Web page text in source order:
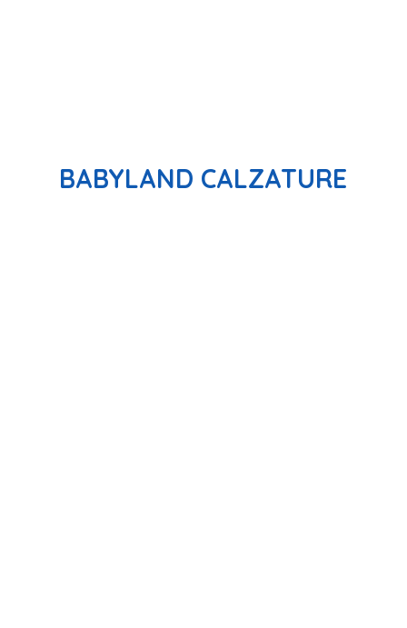
BABYLAND CALZATURE